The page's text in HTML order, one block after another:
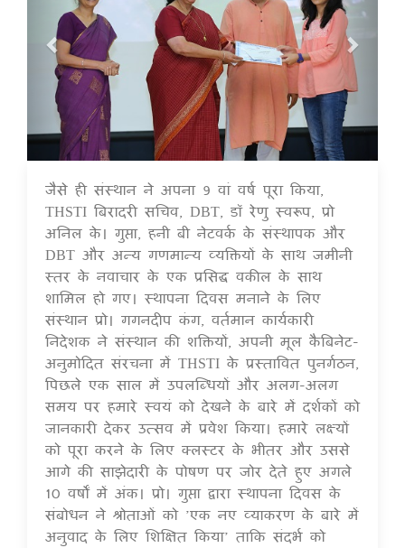
17 Jul 2020
जैसे ही संस्थान ने अपना 9 वां वर्ष पूरा किया,
THSTI बिरादरी सचिव, DBT, डॉ रेणु स्वरूप, प्रो
अनिल के। गुप्ता, हनी बी नेटवर्क के संस्थापक और
DBT और अन्य गणमान्य व्यक्तियों के साथ जमीनी
स्तर के नवाचार के एक प्रसिद्ध वकील के साथ
शामिल हो गए। स्थापना दिवस मनाने के लिए
संस्थान प्रो। गगनदीप कंग, वर्तमान कार्यकारी
निदेशक ने संस्थान की शक्तियों, अपनी मूल कैबिनेट-
अनुमोदित संरचना में THSTI के प्रस्तावित पुनर्गठन,
पिछले एक साल में उपलब्धियों और अलग-अलग
समय पर हमारे स्वयं को देखने के बारे में दर्शकों को
जानकारी देकर उत्सव में प्रवेश किया। हमारे लक्ष्यों
को पूरा करने के लिए क्लस्टर के भीतर और उससे
आगे की साझेदारी के पोषण पर जोर देते हुए अगले
10 वर्षों में अंक। प्रो। गुप्ता द्वारा स्थापना दिवस के
संबोधन ने श्रोताओं को ’एक नए व्याकरण के बारे में
अनुवाद के लिए शिक्षित किया’ ताकि संदर्भ को